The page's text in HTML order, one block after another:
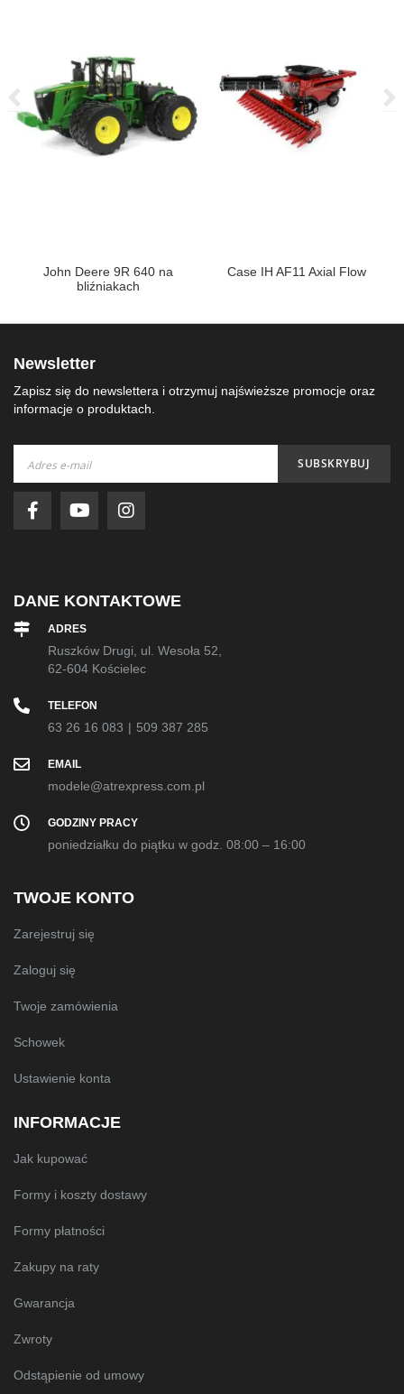
John Deere 9R 640 na
bliźniakach
Case IH AF11 Axial Flow
Newsletter
Zapisz się do newslettera i otrzymuj najświeższe promocje oraz
informacje o produktach.
nasz
newsletter:
SUBSKRYBUJ
DANE KONTAKTOWE
ADRES
Ruszków Drugi, ul. Wesoła 52,
62-604 Kościelec
TELEFON
63 26 16 083 | 509 387 285
EMAIL
modele@atrexpress.com.pl
GODZINY PRACY
poniedziałku do piątku w godz. 08:00 – 16:00
TWOJE KONTO
Zarejestruj się
Zaloguj się
Twoje zamówienia
Schowek
Ustawienie konta
INFORMACJE
Jak kupować
Formy i koszty dostawy
Formy płatności
Zakupy na raty
Gwarancja
Zwroty
Odstąpienie od umowy